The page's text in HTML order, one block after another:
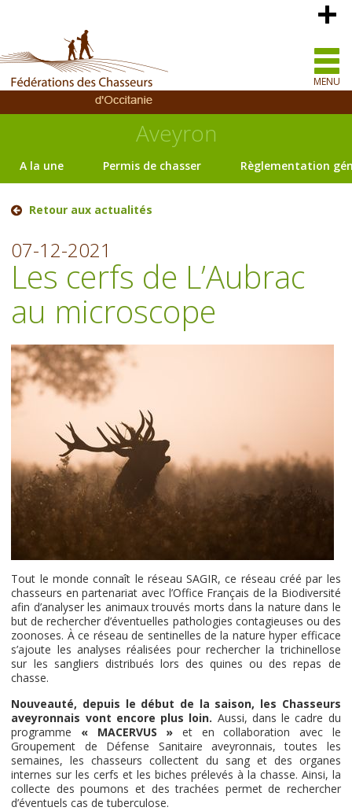
MENU
Aveyron
A la une Permis de chasser Règlementation
Retour aux actualités
07-12-2021
Les cerfs de L’Aubrac
au microscope
Tout le monde connaît le réseau SAGIR, ce réseau créé par les
chasseurs en partenariat avec l’Office Français de la Biodiversité
afin d’analyser les animaux trouvés morts dans la nature dans le
but de rechercher d’éventuelles pathologies contagieuses ou des
zoonoses. À ce réseau de sentinelles de la nature hyper efficace
s’ajoute les analyses réalisées pour rechercher la trichinellose
sur les sangliers distribués lors des quines ou des repas de
chasse.
Nouveauté, depuis le début de la saison, les Chasseurs
aveyronnais vont encore plus loin. Aussi, dans le cadre du
programme « MACERVUS » et en collaboration avec le
Groupement de Défense Sanitaire aveyronnais, toutes les
semaines, les chasseurs collectent du sang et des organes
internes sur les cerfs et les biches prélevés à la chasse. Ainsi, la
collecte des poumons et des trachées permet de rechercher
d’éventuels cas de tuberculose.